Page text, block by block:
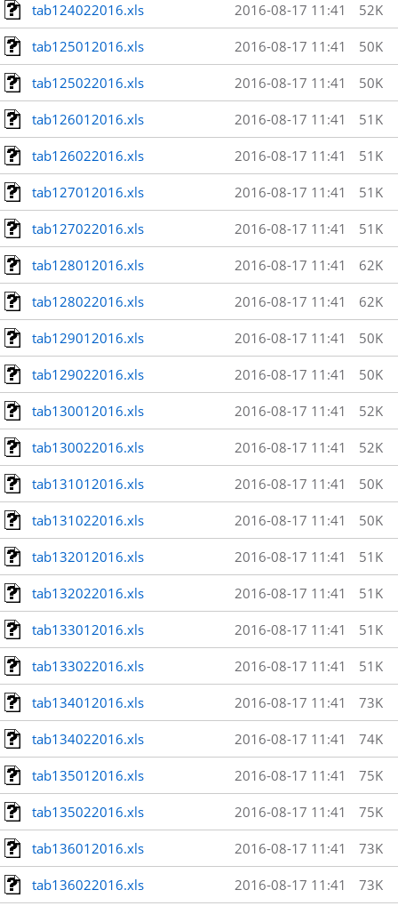
tab124022016.xls 2016-08-17 11:41 52K
tab125012016.xls 2016-08-17 11:41 50K
tab125022016.xls 2016-08-17 11:41 50K
tab126012016.xls 2016-08-17 11:41 51K
tab126022016.xls 2016-08-17 11:41 51K
tab127012016.xls 2016-08-17 11:41 51K
tab127022016.xls 2016-08-17 11:41 51K
tab128012016.xls 2016-08-17 11:41 62K
tab128022016.xls 2016-08-17 11:41 62K
tab129012016.xls 2016-08-17 11:41 50K
tab129022016.xls 2016-08-17 11:41 50K
tab130012016.xls 2016-08-17 11:41 52K
tab130022016.xls 2016-08-17 11:41 52K
tab131012016.xls 2016-08-17 11:41 50K
tab131022016.xls 2016-08-17 11:41 50K
tab132012016.xls 2016-08-17 11:41 51K
tab132022016.xls 2016-08-17 11:41 51K
tab133012016.xls 2016-08-17 11:41 51K
tab133022016.xls 2016-08-17 11:41 51K
tab134012016.xls 2016-08-17 11:41 73K
tab134022016.xls 2016-08-17 11:41 74K
tab135012016.xls 2016-08-17 11:41 75K
tab135022016.xls 2016-08-17 11:41 75K
tab136012016.xls 2016-08-17 11:41 73K
tab136022016.xls 2016-08-17 11:41 73K